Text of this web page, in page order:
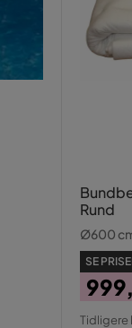
Rund
Ø600
SE
Pris
Tidligere